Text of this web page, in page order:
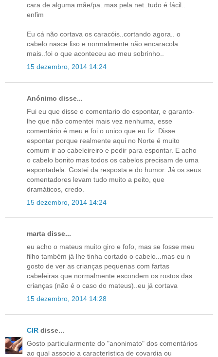
cara de alguma mãe/pa..mas pela net..tudo é fácil..
enfim
Eu cá não cortava os caracóis..cortando agora.. o
cabelo nasce liso e normalmente não encaracola
mais..foi o que aconteceu ao meu sobrinho..
15 dezembro, 2014 14:24
Anónimo disse...
Fui eu que disse o comentario do espontar, e garanto-
lhe que não comentei mais vez nenhuma, esse
comentário é meu e foi o unico que eu fiz. Disse
espontar porque realmente aqui no Norte é muito
comum ir ao cabeleireiro e pedir para espontar. E acho
o cabelo bonito mas todos os cabelos precisam de uma
espontadela. Gostei da resposta e do humor. Já os seus
comentadores levam tudo muito a peito, que
dramáticos, credo.
15 dezembro, 2014 14:24
marta disse...
eu acho o mateus muito giro e fofo, mas se fosse meu
filho também já lhe tinha cortado o cabelo...mas eu n
gosto de ver as crianças pequenas com fartas
cabeleiras que normalmente escondem os rostos das
crianças (não é o caso do mateus)..eu já cortava
15 dezembro, 2014 14:28
CIR disse...
Gosto particularmente do "anonimato" dos comentários
ao qual associo a característica de covardia ou